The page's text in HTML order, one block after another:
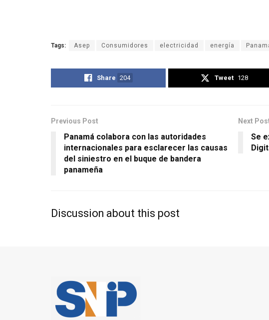
Tags: Asep Consumidores electricidad energía
Share 204 Tweet 128
Previous Post
Panamá colabora con las autoridades
internacionales para esclarecer las causas
del siniestro en el buque de bandera
panameña
Next
Se
Discussion about this post